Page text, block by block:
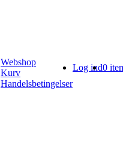
Webshop
Kurv
Handelsbetingelser
Log ind0